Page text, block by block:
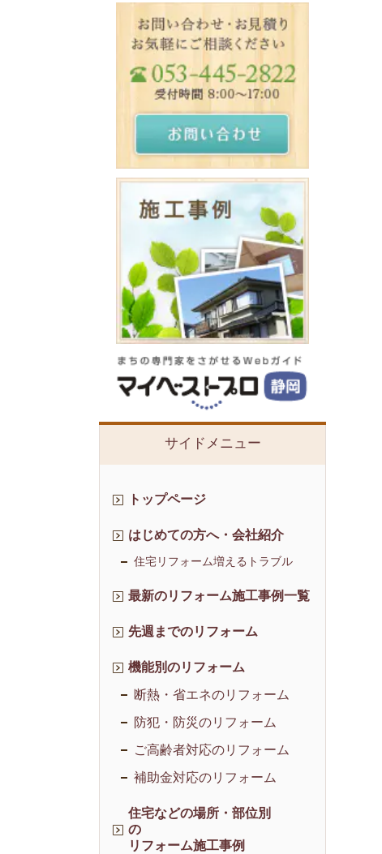
サイドメニュー
トップページ
はじめての方へ・会社紹介
住宅リフォーム増えるトラブル
最新のリフォーム施工事例一覧
先週までのリフォーム
機能別のリフォーム
断熱・省エネのリフォーム
防犯・防災のリフォーム
ご高齢者対応のリフォーム
補助金対応のリフォーム
住宅などの場所・部位別
の
リフォーム施工事例